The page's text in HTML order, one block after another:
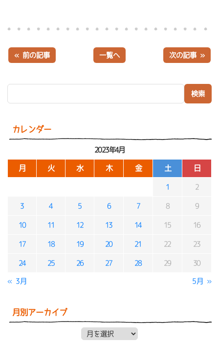
カレンダー
2023年4月
月 火 水 木 金 土 日
1 2
3 4 5 6 7 8 9
10 11 12 13 14 15 16
17 18 19 20 21 22 23
24 25 26 27 28 29 30
« 3月 5月 »
月別アーカイブ
« 前の記事 一覧へ 次の記事 »